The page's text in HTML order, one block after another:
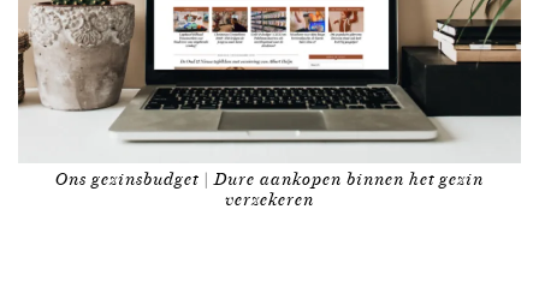
Ons gezinsbudget | Dure aankopen binnen het gezin
verzekeren